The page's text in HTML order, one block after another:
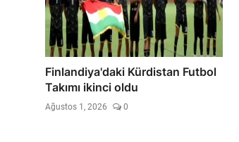
Finlandiya'daki Kürdistan Futbol
Takımı ikinci oldu
Ağustos 1, 2026 0